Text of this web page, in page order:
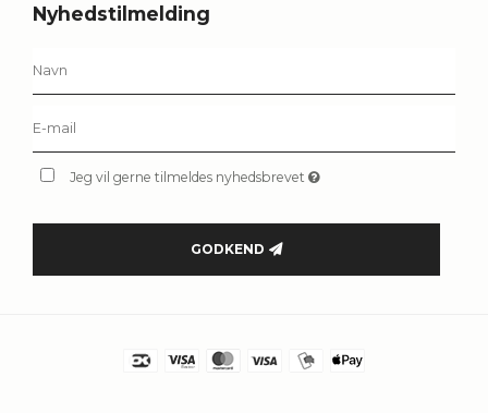
Nyhedstilmelding
Jeg vil gerne tilmeldes nyhedsbrevet
GODKEND